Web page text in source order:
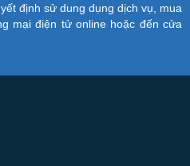
định sử dung dụng dịch vụ, mua
mại điện tử online hoặc đến cửa